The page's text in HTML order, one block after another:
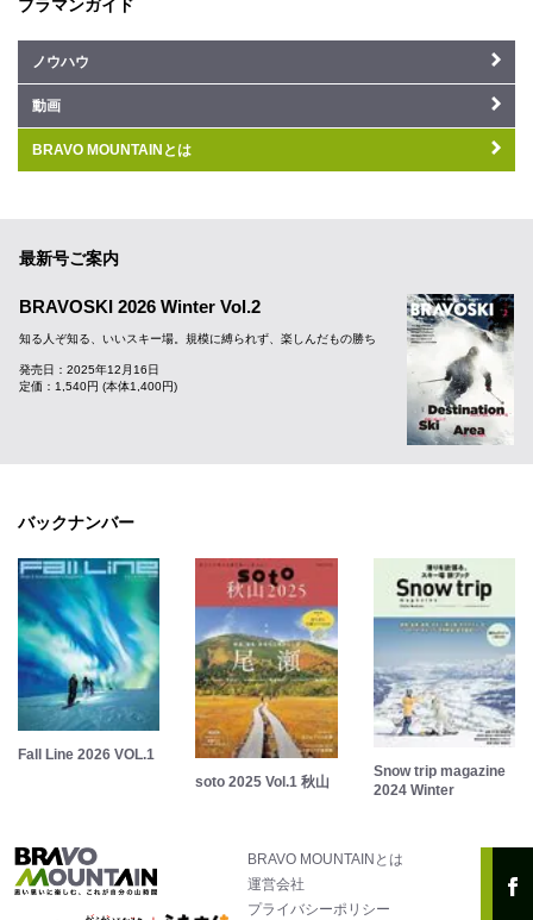
ブラマンガイド
ノウハウ
動画
BRAVO MOUNTAINとは
最新号ご案内
BRAVOSKI 2026 Winter Vol.2
知る人ぞ知る、いいスキー場。規模に縛られず、楽しんだもの勝ち
発売日：2025年12月16日
定価：1,540円 (本体1,400円)
バックナンバー
Fall Line 2026 VOL.1
soto 2025 Vol.1 秋山
Snow trip magazine
2024 Winter
BRAVO MOUNTAINとは
運営会社
プライバシーポリシー